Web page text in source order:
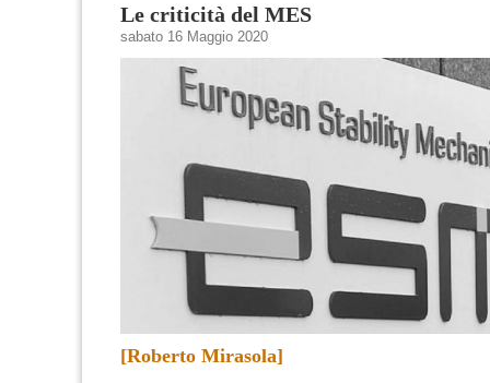
Le criticità del MES
sabato 16 Maggio 2020
[Roberto Mirasola]